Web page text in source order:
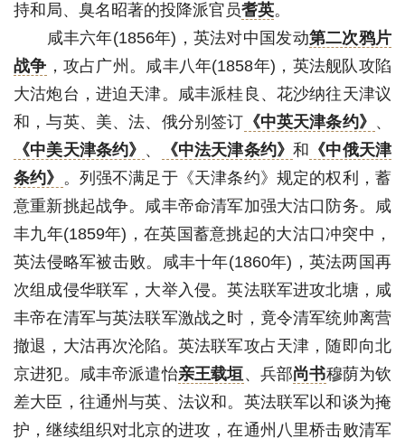
持和局、臭名昭著的投降派官员耆英。
咸丰六年(1856年)，英法对中国发动第二次鸦片
战争 ，攻占广州。咸丰八年(1858年)，英法舰队攻陷
大沽炮台，进迫天津。咸丰派桂良、花沙纳往天津议
和，与英、美、法、俄分别签订 《中英天津条约》 、
《中美天津条约》 、 《中法天津条约》和 《中俄天津
条约》 。列强不满足于《天津条约》规定的权利，蓄
意重新挑起战争。咸丰帝命清军加强大沽口防务。咸
丰九年(1859年)，在英国蓄意挑起的大沽口冲突中，
英法侵略军被击败。咸丰十年(1860年)，英法两国再
次组成侵华联军，大举入侵。英法联军进攻北塘，咸
丰帝在清军与英法联军激战之时，竟令清军统帅离营
撤退，大沽再次沦陷。英法联军攻占天津，随即向北
京进犯。咸丰帝派遣怡亲王载垣、兵部尚书穆荫为钦
差大臣，往通州与英、法议和。英法联军以和谈为掩
护，继续组织对北京的进攻，在通州八里桥击败清军